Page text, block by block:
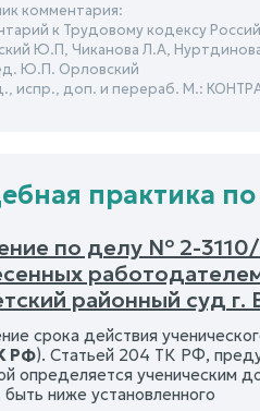
комментария:
к Трудовому кодексу
Ю.П, Чиканова Л.А,
Ю.П. Орловский
испр., доп. и перераб. М.:
практика
по делу № 2-
районный суд г.
срока действия
РФ). Статьей 204 ТК РФ,
определяется ученическим
ниже установленного